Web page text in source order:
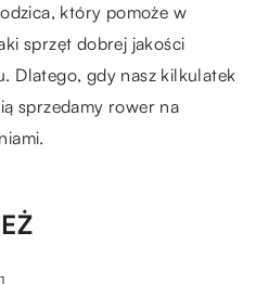
który pomoże w
sprzęt dobrej jakości
Dlatego, gdy nasz kilkulatek
sprzedamy rower na